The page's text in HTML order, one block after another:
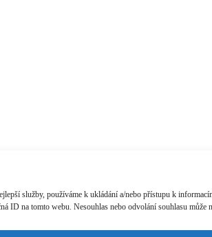
služby, používáme k ukládání a/nebo přístupu k
ID na tomto webu. Nesouhlas nebo odvolání souhlasu